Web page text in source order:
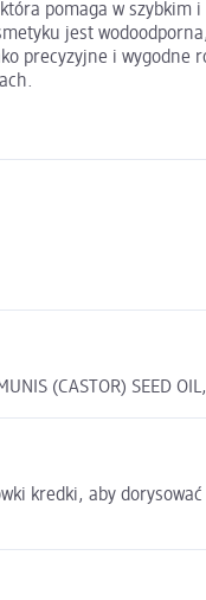
pomaga w szybkim
jest
precyzyjne i wygodne
(CASTOR) SEED
kredki, aby